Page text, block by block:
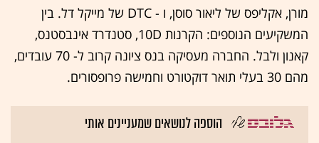
מורן, אקליפס של ליאור סוסן, ו - DTC של מייקל דל. בין
המשקיעים הנוספים: הקרנות 10D, סטנדרד אינבסטנס,
קאנון ולבל. החברה מעסיקה בנס ציונה קרוב ל- 70 עובדים,
מהם 30 בעלי תואר דוקטורט וחמישה פרופסורים.
הוספה לנושאים שמעניינים אותי